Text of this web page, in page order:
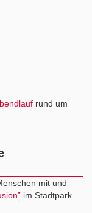
rund um
mit und
im Stadtpark